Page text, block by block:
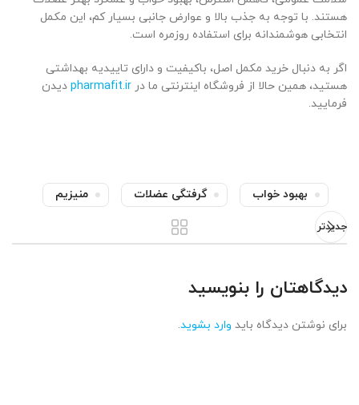
هستند. با توجه به جذب بالا و عوارض جانبی بسیار کم، این مکمل
انتخابی هوشمندانه برای استفاده روزمره است.
اگر به دنبال خرید مکمل اصل، باکیفیت و دارای تاییدیه بهداشتی
هستید، همین حالا از فروشگاه اینترنتی ما در pharmafit.ir دیدن
فرمایید.
بهبود خواب گرفتگی عضلات منیزیم
جدیدتر
دیدگاهتان را بنویسید
برای نوشتن دیدگاه باید وارد بشوید.